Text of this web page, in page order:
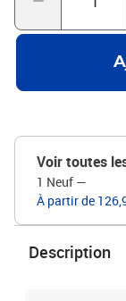
H)Dimensions du
coussin
Voir toutes
1 Neuf —
À partir de
Description